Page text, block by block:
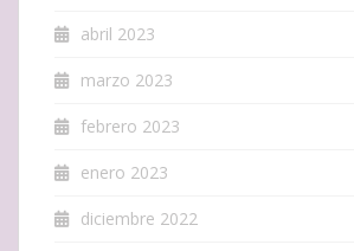
abril 2023
marzo 2023
febrero 2023
enero 2023
diciembre 2022